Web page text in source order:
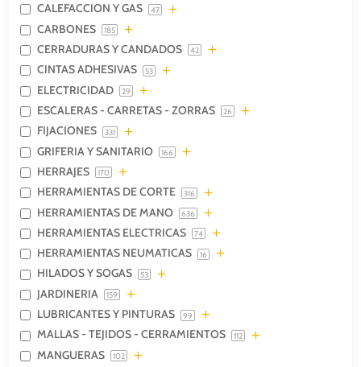
CALEFACCION Y GAS 47
CARBONES 185
CERRADURAS Y CANDADOS 42
CINTAS ADHESIVAS 53
ELECTRICIDAD 29
ESCALERAS - CARRETAS - ZORRAS 26
FIJACIONES 331
GRIFERIA Y SANITARIO 166
HERRAJES 170
HERRAMIENTAS DE CORTE 316
HERRAMIENTAS DE MANO 636
HERRAMIENTAS ELECTRICAS 74
HERRAMIENTAS NEUMATICAS 16
HILADOS Y SOGAS 53
JARDINERIA 159
LUBRICANTES Y PINTURAS 99
MALLAS - TEJIDOS - CERRAMIENTOS 112
MANGUERAS 102